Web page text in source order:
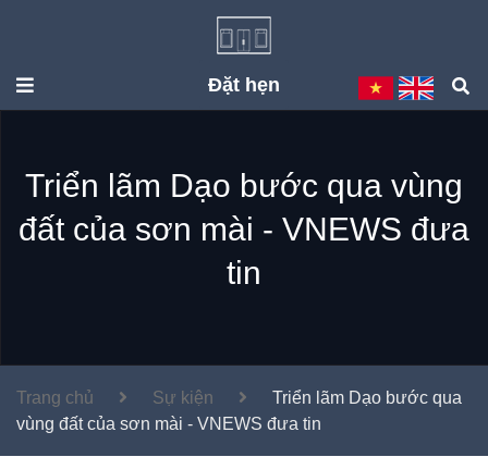
Đặt hẹn
Triển lãm Dạo bước qua vùng
đất của sơn mài - VNEWS đưa
tin
Trang chủ Sự kiện
Triển lãm Dạo bước qua
vùng đất của sơn mài - VNEWS đưa tin